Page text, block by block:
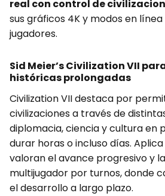
real con control de
sus gráficos 4K y modos en
jugadores.
Sid Meier’s Civilization VII
históricas prolongadas
Civilization VII destaca por
civilizaciones a través de
diplomacia, ciencia y cultura en
durar horas o incluso días.
valoran el avance progresivo y
multijugador por turnos, donde
el desarrollo a largo plazo.